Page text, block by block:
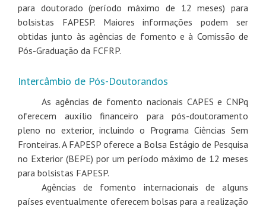
para doutorado (período máximo de 12 meses) para
bolsistas FAPESP. Maiores informações podem ser
obtidas junto às agências de fomento e à Comissão de
Pós-Graduação da FCFRP.
Intercâmbio de Pós-Doutorandos
As agências de fomento nacionais CAPES e CNPq
oferecem auxílio financeiro para pós-doutoramento
pleno no exterior, incluindo o Programa Ciências Sem
Fronteiras. A FAPESP oferece a Bolsa Estágio de Pesquisa
no Exterior (BEPE) por um período máximo de 12 meses
para bolsistas FAPESP.
Agências de fomento internacionais de alguns
países eventualmente oferecem bolsas para a realização